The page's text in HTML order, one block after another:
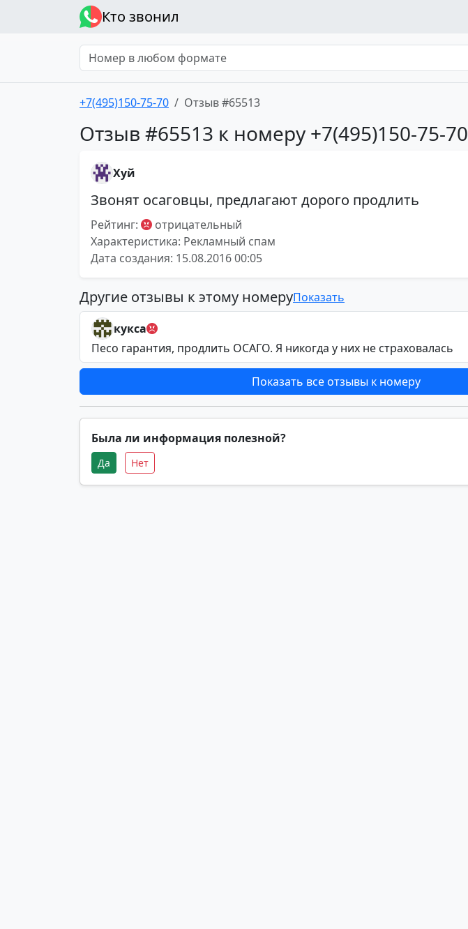
Кто звонил
+7(495)150-75-70 Отзыв #65513
Отзыв #65513 к номеру +7(495)150-75-70
Хуй
Звонят осаговцы, предлагают дорого продлить
Рейтинг:
отрицательный
Характеристика: Рекламный спам
Дата создания: 15.08.2016 00:05
Другие отзывы к этому номеруПоказать
кукса
Песо гарантия, продлить ОСАГО. Я никогда у них не страховалась
Показать все отзывы к номеру
Была ли информация полезной?
Да Нет